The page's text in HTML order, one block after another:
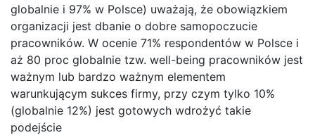
globalnie i 97% w Polsce) uważają, że obowiązkiem
organizacji jest dbanie o dobre samopoczucie
pracowników. W ocenie 71% respondentów w Polsce i
aż 80 proc globalnie tzw. well-being pracowników jest
ważnym lub bardzo ważnym elementem
warunkującym sukces firmy, przy czym tylko 10%
(globalnie 12%) jest gotowych wdrożyć takie
podejście